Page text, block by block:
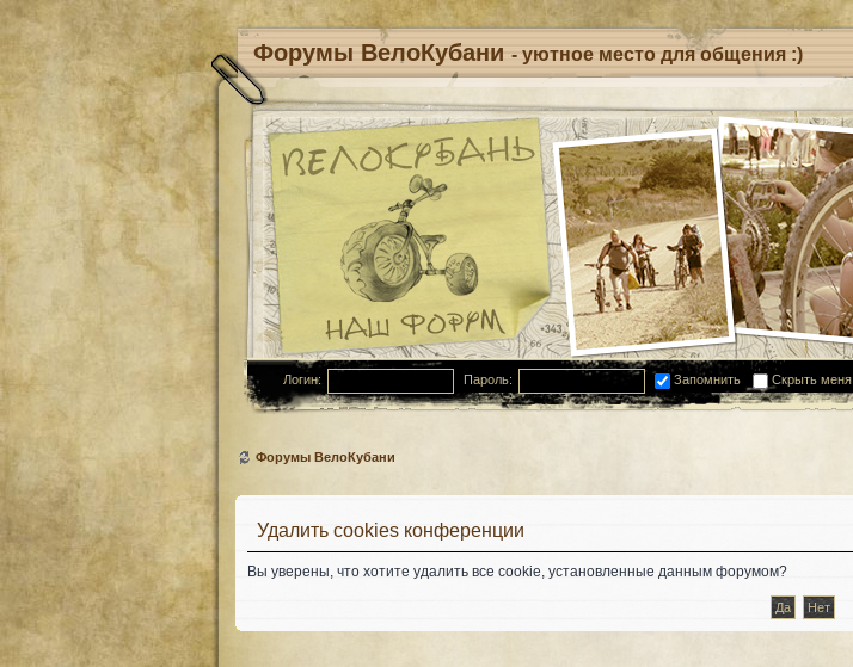
Форумы ВелоКубани - уютное место для общения :)
Логин: Пароль: Запомнить Скрыть меня
Форумы ВелоКубани
Удалить cookies конференции
Вы уверены, что хотите удалить все cookie, установленные данным форумом?